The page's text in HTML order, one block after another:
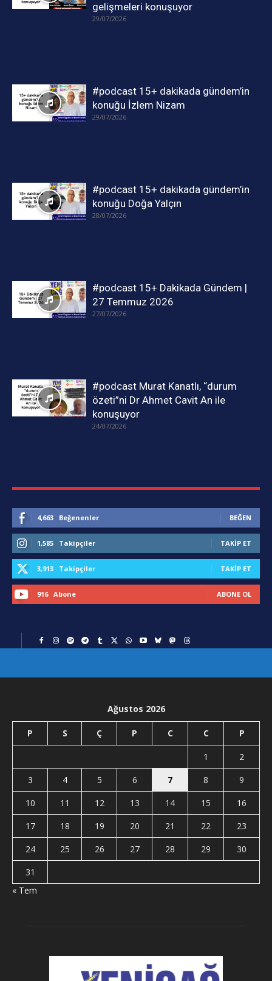
gelişmeleri konuşuyor
29/07/2026
#podcast 15+ dakikada gündem’in
konuğu İzlem Nizam
29/07/2026
#podcast 15+ dakikada gündem’in
konuğu Doğa Yalçın
28/07/2026
#podcast 15+ Dakikada Gündem |
27 Temmuz 2026
27/07/2026
#podcast Murat Kanatlı, “durum
özeti”ni Dr Ahmet Cavit An ile
konuşuyor
24/07/2026
4,663 Beğenenler BEĞEN
1,585 Takipçiler TAKIP ET
3,913 Takipçiler TAKIP ET
916 Abone ABONE OL
Ağustos 2026
P S Ç P C C P
1
2
3
4 5 6 7 8
9
10
11 12 13 14 15
16
17
18 19 20 21 22
23
24
25 26 27 28 29
30
31
« Tem